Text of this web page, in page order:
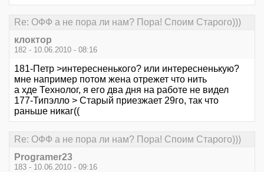
Re: ОФФ а не пора ли нам? Пора! Споим Старого)))
клоктор
182 - 10.06.2010 - 08:16
181-Петр >интересненького? или интересненькую?
мне например потом жена отрежет что нить
а хде Технолог, я его два дня на работе не видел
177-Типэлло > Старый приезжает 29го, так что
раньше никаг((
Re: ОФФ а не пора ли нам? Пора! Споим Старого)))
Programer23
183 - 10.06.2010 - 09:16